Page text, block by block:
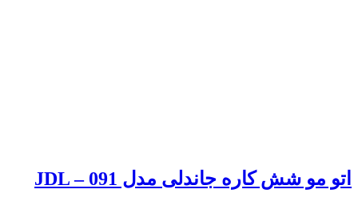
اتو مو شش کاره جاندلی مدل JDL – 091